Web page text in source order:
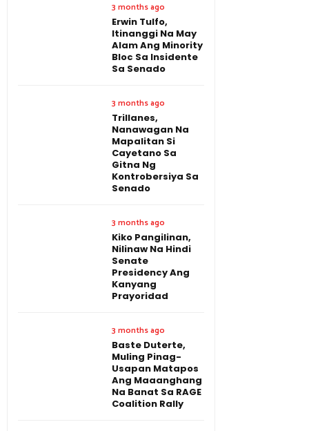
3 months ago
Erwin Tulfo,
Itinanggi Na May
Alam Ang Minority
Bloc Sa Insidente
Sa Senado
3 months ago
Trillanes,
Nanawagan Na
Mapalitan Si
Cayetano Sa
Gitna Ng
Kontrobersiya Sa
Senado
3 months ago
Kiko Pangilinan,
Nilinaw Na Hindi
Senate
Presidency Ang
Kanyang
Prayoridad
3 months ago
Baste Duterte,
Muling Pinag-
Usapan Matapos
Ang Maaanghang
Na Banat Sa RAGE
Coalition Rally